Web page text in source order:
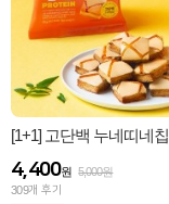
[1+1] 고단백 누네띠네칩
4,400원 5,000원
309개 후기